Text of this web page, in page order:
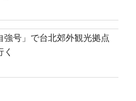
強号」で台北郊外観光拠点